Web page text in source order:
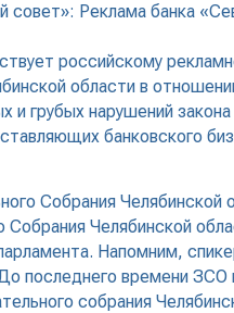
Реклама банка
российскому
области в
и грубых нарушений
банковского
Собрания Челябинской
Собрания Челябинской
Напомним,
последнего времени ЗСО
собрания